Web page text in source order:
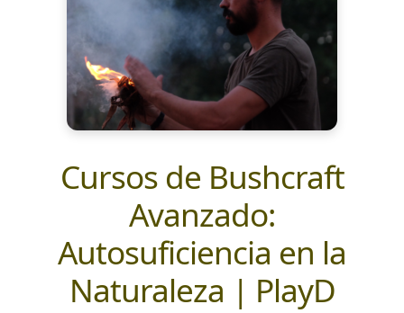
Cursos de Bushcraft
Avanzado:
Autosuficiencia en la
Naturaleza | PlayD